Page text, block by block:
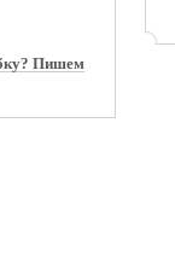
Пишем